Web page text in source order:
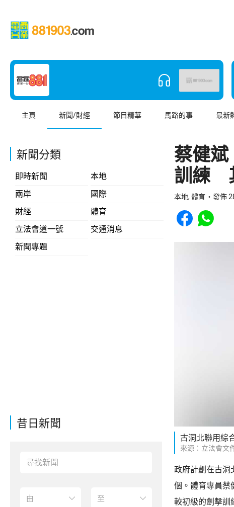
主頁 新聞/財經 節目精華 馬路的事 最新
新聞分類
即時新聞
本地
兩岸
國際
財經
體育
立法會道一號
交通消息
新聞專題
昔日新聞
蔡健斌
訓練
本地, 體育 發佈
Share to Facebook
Share to
古洞北聯用綜
來源：立法會文
政府計劃在古洞
個。體育專員蔡
較初級的劍擊訓